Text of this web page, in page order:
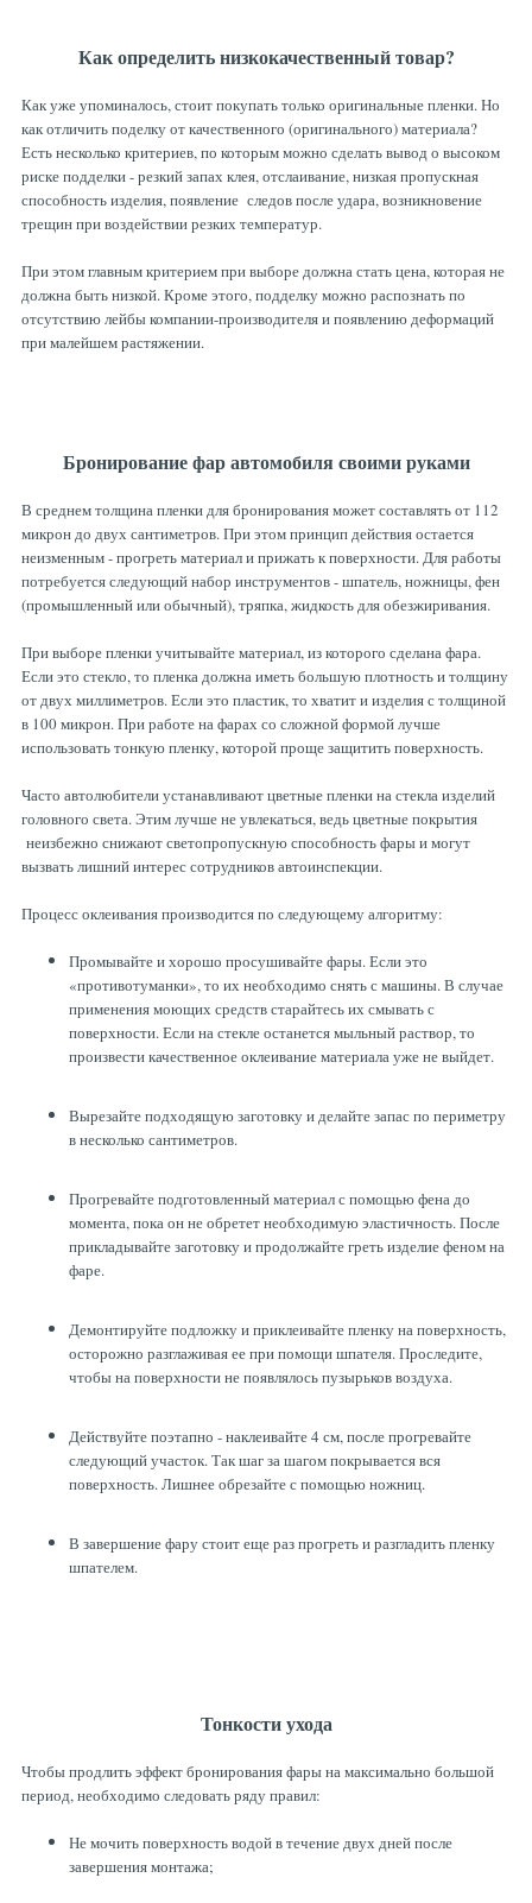
Как определить низкокачественный товар?
Как уже упоминалось, стоит покупать только оригинальные пленки. Но
как отличить поделку от качественного (оригинального) материала?
Есть несколько критериев, по которым можно сделать вывод о высоком
риске подделки - резкий запах клея, отслаивание, низкая пропускная
способность изделия, появление следов после удара, возникновение
трещин при воздействии резких температур.
При этом главным критерием при выборе должна стать цена, которая не
должна быть низкой. Кроме этого, подделку можно распознать по
отсутствию лейбы компании-производителя и появлению деформаций
при малейшем растяжении.
Бронирование фар автомобиля своими руками
В среднем толщина пленки для бронирования может составлять от 112
микрон до двух сантиметров. При этом принцип действия остается
неизменным - прогреть материал и прижать к поверхности. Для работы
потребуется следующий набор инструментов - шпатель, ножницы, фен
(промышленный или обычный), тряпка, жидкость для обезжиривания.
При выборе пленки учитывайте материал, из которого сделана фара.
Если это стекло, то пленка должна иметь большую плотность и толщину
от двух миллиметров. Если это пластик, то хватит и изделия с толщиной
в 100 микрон. При работе на фарах со сложной формой лучше
использовать тонкую пленку, которой проще защитить поверхность.
Часто автолюбители устанавливают цветные пленки на стекла изделий
головного света. Этим лучше не увлекаться, ведь цветные покрытия
неизбежно снижают светопропускную способность фары и могут
вызвать лишний интерес сотрудников автоинспекции.
Процесс оклеивания производится по следующему алгоритму:
Промывайте и хорошо просушивайте фары. Если это
«противотуманки», то их необходимо снять с машины. В случае
применения моющих средств старайтесь их смывать с
поверхности. Если на стекле останется мыльный раствор, то
произвести качественное оклеивание материала уже не выйдет.
Вырезайте подходящую заготовку и делайте запас по периметру
в несколько сантиметров.
Прогревайте подготовленный материал с помощью фена до
момента, пока он не обретет необходимую эластичность. После
прикладывайте заготовку и продолжайте греть изделие феном на
фаре.
Демонтируйте подложку и приклеивайте пленку на поверхность,
осторожно разглаживая ее при помощи шпателя. Проследите,
чтобы на поверхности не появлялось пузырьков воздуха.
Действуйте поэтапно - наклеивайте 4 см, после прогревайте
следующий участок. Так шаг за шагом покрывается вся
поверхность. Лишнее обрезайте с помощью ножниц.
В завершение фару стоит еще раз прогреть и разгладить пленку
шпателем.
Тонкости ухода
Чтобы продлить эффект бронирования фары на максимально большой
период, необходимо следовать ряду правил:
Не мочить поверхность водой в течение двух дней после
завершения монтажа;